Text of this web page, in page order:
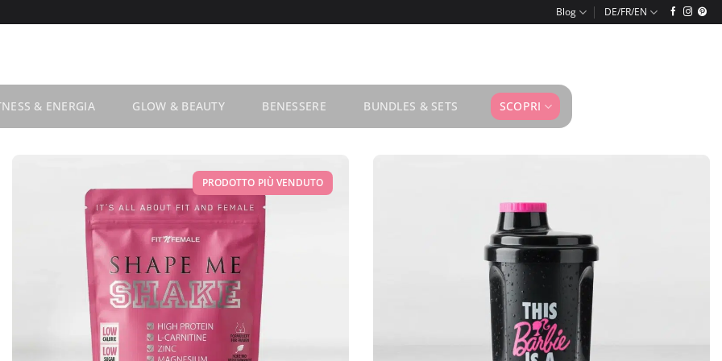
Blog
& ENERGIA GLOW & BEAUTY BENESSERE BUNDLES & SETS SCOPRI
PRODOTTO PIÙ VENDUTO